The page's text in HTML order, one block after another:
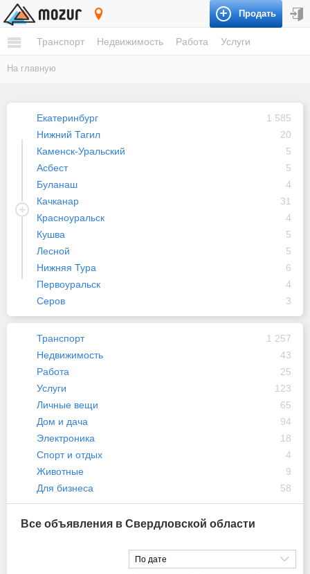
Продать
Транспорт Недвижимость Работа Услуги
На главную
Екатеринбург
1 585
Нижний Тагил
20
Каменск-Уральский
5
Асбест
5
Буланаш
4
Качканар
31
Красноуральск
4
Кушва
5
Лесной
5
Нижняя Тура
6
Первоуральск
4
Серов
3
Транспорт
1 257
Недвижимость
43
Работа
25
Услуги
123
Личные вещи
65
Дом и дача
94
Электроника
18
Спорт и отдых
4
Животные
9
Для бизнеса
58
Все объявления в Свердловской области
По дате